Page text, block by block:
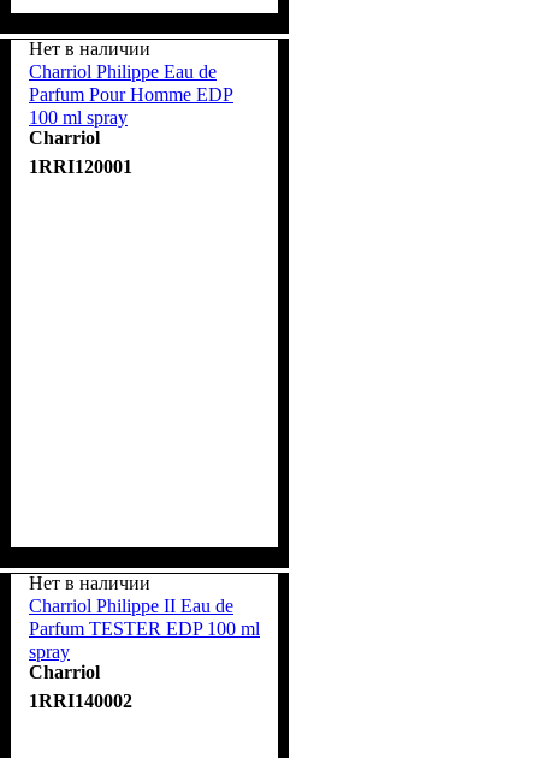
Нет в наличии
Charriol Philippe Eau de
Parfum Pour Homme EDP
100 ml spray
Charriol
1RRI120001
Нет в наличии
Charriol Philippe II Eau de
Parfum TESTER EDP 100 ml
spray
Charriol
1RRI140002